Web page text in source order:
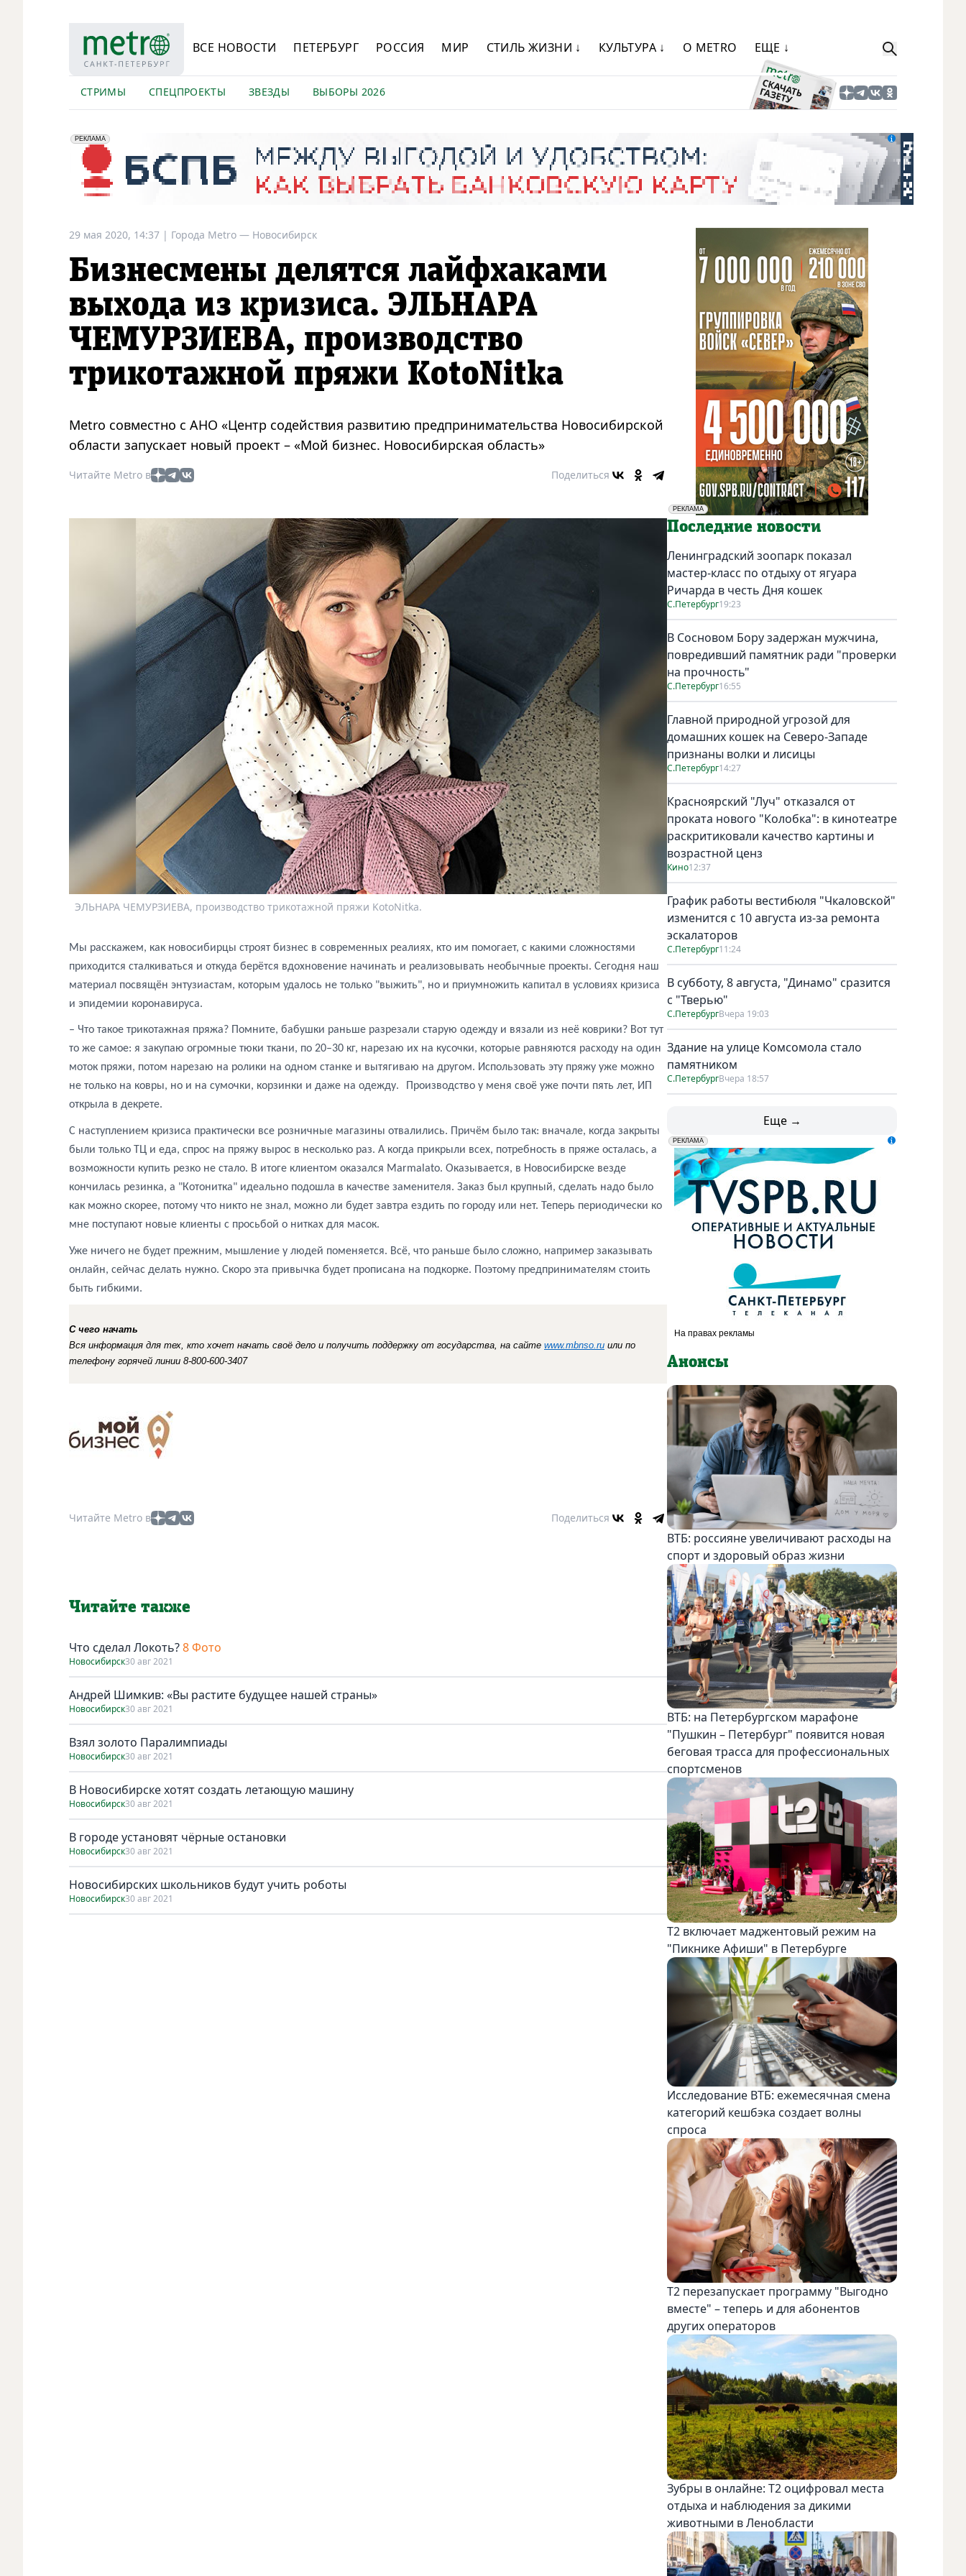
ВСЕ НОВОСТИ ПЕТЕРБУРГ РОССИЯ МИР СТИЛЬ ЖИЗНИ ↓ КУЛЬТУРА ↓ О METRO ЕЩЕ ↓
СТРИМЫ СПЕЦПРОЕКТЫ ЗВЕЗДЫ ВЫБОРЫ 2026
erid: 2VfnxyFybV5
РЕКЛАМА
ПАО "Банк "Санкт-Петербург", ИНН: 7831000027
29 мая 2020, 14:37 | Города Metro — Новосибирск
Бизнесмены делятся лайфхаками
выхода из кризиса. ЭЛЬНАРА
ЧЕМУРЗИЕВА, производство
трикотажной пряжи KotoNitka
Metro совместно с АНО «Центр содействия развитию предпринимательства Новосибирской
области запускает новый проект – «Мой бизнес. Новосибирская область»
Читайте Metro в Поделиться
ЭЛЬНАРА ЧЕМУРЗИЕВА, производство трикотажной пряжи KotoNitka.
Мы расскажем, как новосибирцы строят бизнес в современных реалиях, кто им помогает, с какими сложностями
приходится сталкиваться и откуда берётся вдохновение начинать и реализовывать необычные проекты. Сегодня наш
материал посвящён энтузиастам, которым удалось не только "выжить", но и приумножить капитал в условиях кризиса
и эпидемии коронавируса.
– Что такое трикотажная пряжа? Помните, бабушки раньше разрезали старую одежду и вязали из неё коврики? Вот тут
то же самое: я закупаю огромные тюки ткани, по 20–30 кг, нарезаю их на кусочки, которые равняются расходу на один
моток пряжи, потом нарезаю на ролики на одном станке и вытягиваю на другом. Использовать эту пряжу уже можно
не только на ковры, но и на сумочки, корзинки и даже на одежду.
Производство у меня своё уже почти пять лет, ИП
открыла в декрете.
С наступлением кризиса практически все розничные магазины отвалились. Причём было так: вначале, когда закрыты
были только ТЦ и еда, спрос на пряжу вырос в несколько раз. А когда прикрыли всех, потребность в пряже осталась, а
возможности купить резко не стало. В итоге клиентом оказался Marmalato. Оказывается, в Новосибирске везде
кончилась резинка, а "Котонитка" идеально подошла в качестве заменителя. Заказ был крупный, сделать надо было
как можно скорее, потому что никто не знал, можно ли будет завтра ездить по городу или нет. Теперь периодически ко
мне поступают новые клиенты с просьбой о нитках для масок.
Уже ничего не будет прежним, мышление у людей поменяется. Всё, что раньше было сложно, например заказывать
онлайн, сейчас делать нужно. Скоро эта привычка будет прописана на подкорке. Поэтому предпринимателям стоить
быть гибкими.
С чего начать
Вся информация для тех, кто хочет начать своё дело и получить поддержку от государства, на сайте www.mbnso.ru или по
телефону горячей линии 8-800-600-3407
Читайте Metro в Поделиться
Читайте также
Что сделал Локоть?8 Фото
Новосибирск30 авг 2021
Андрей Шимкив: «Вы растите будущее нашей страны»
Новосибирск30 авг 2021
Взял золото Паралимпиады
Новосибирск30 авг 2021
В Новосибирске хотят создать летающую машину
Новосибирск30 авг 2021
В городе установят чёрные остановки
Новосибирск30 авг 2021
Новосибирских школьников будут учить роботы
Новосибирск30 авг 2021
РЕКЛАМА
Социальная реклама
Последние новости
Ленинградский зоопарк показал
мастер-класс по отдыху от ягуара
Ричарда в честь Дня кошек
С.Петербург19:23
В Сосновом Бору задержан мужчина,
повредивший памятник ради "проверки
на прочность"
С.Петербург16:55
Главной природной угрозой для
домашних кошек на Северо-Западе
признаны волки и лисицы
С.Петербург14:27
Красноярский "Луч" отказался от
проката нового "Колобка": в кинотеатре
раскритиковали качество картины и
возрастной ценз
Кино12:37
График работы вестибюля "Чкаловской"
изменится с 10 августа из-за ремонта
эскалаторов
С.Петербург11:24
В субботу, 8 августа, "Динамо" сразится
с "Тверью"
С.ПетербургВчера 19:03
Здание на улице Комсомола стало
памятником
С.ПетербургВчера 18:57
Еще →
erid: LdtCK5udn
РЕКЛАМА
АО "ГАТР", ИНН: 7841320717
Анонсы
ВТБ: россияне увеличивают расходы на
спорт и здоровый образ жизни
ВТБ: на Петербургском марафоне
"Пушкин – Петербург" появится новая
беговая трасса для профессиональных
спортсменов
Т2 включает маджентовый режим на
"Пикнике Афиши" в Петербурге
Исследование ВТБ: ежемесячная смена
категорий кешбэка создает волны
спроса
Т2 перезапускает программу "Выгодно
вместе" – теперь и для абонентов
других операторов
Зубры в онлайне: Т2 оцифровал места
отдыха и наблюдения за дикими
животными в Ленобласти